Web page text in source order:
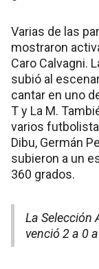
Varias de las
mostraron
Caro Calvagni.
subió al
cantar en uno
T y La M.
varios
Dibu, Germán
subieron a un
360 grados.
La Selección
venció 2 a 0